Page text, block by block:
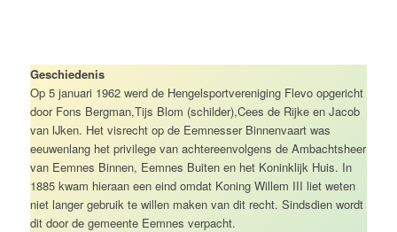
Geschiedenis
Op 5 januari 1962 werd de Hengelsportvereniging Flevo opgericht
door Fons Bergman,Tijs Blom (schilder),Cees de Rijke en Jacob
van IJken. Het visrecht op de Eemnesser Binnenvaart was
eeuwenlang het privilege van achtereenvolgens de Ambachtsheer
van Eemnes Binnen, Eemnes Buiten en het Koninklijk Huis. In
1885 kwam hieraan een eind omdat Koning Willem III liet weten
niet langer gebruik te willen maken van dit recht. Sindsdien wordt
dit door de gemeente Eemnes verpacht.